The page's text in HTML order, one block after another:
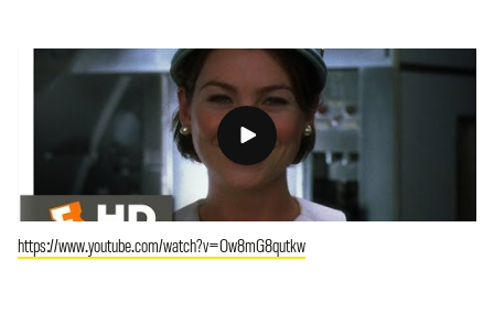
https://www.youtube.com/watch?v=Ow8mG8qutkw